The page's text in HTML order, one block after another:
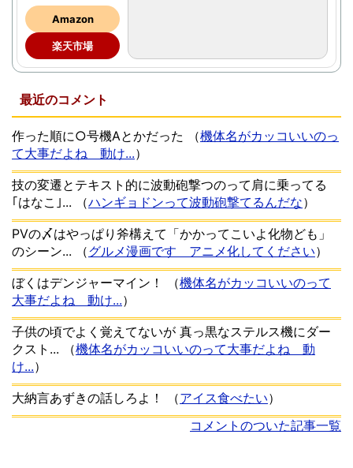
Amazon
楽天市場
最近のコメント
作った順に○号機Aとかだった （機体名がカッコいいのっ
て大事だよね 動け...）
技の変遷とテキスト的に波動砲撃つのって肩に乗ってる
｢はなこ｣...
（ハンギョドンって波動砲撃てるんだな）
PVの〆はやっぱり斧構えて「かかってこいよ化物ども」
のシーン...
（グルメ漫画です アニメ化してください）
ぼくはデンジャーマイン！
（機体名がカッコいいのって
大事だよね 動け...）
子供の頃でよく覚えてないが 真っ黒なステルス機にダー
クスト...
（機体名がカッコいいのって大事だよね 動
け...）
大納言あずきの話しろよ！
（アイス食べたい）
コメントのついた記事一覧